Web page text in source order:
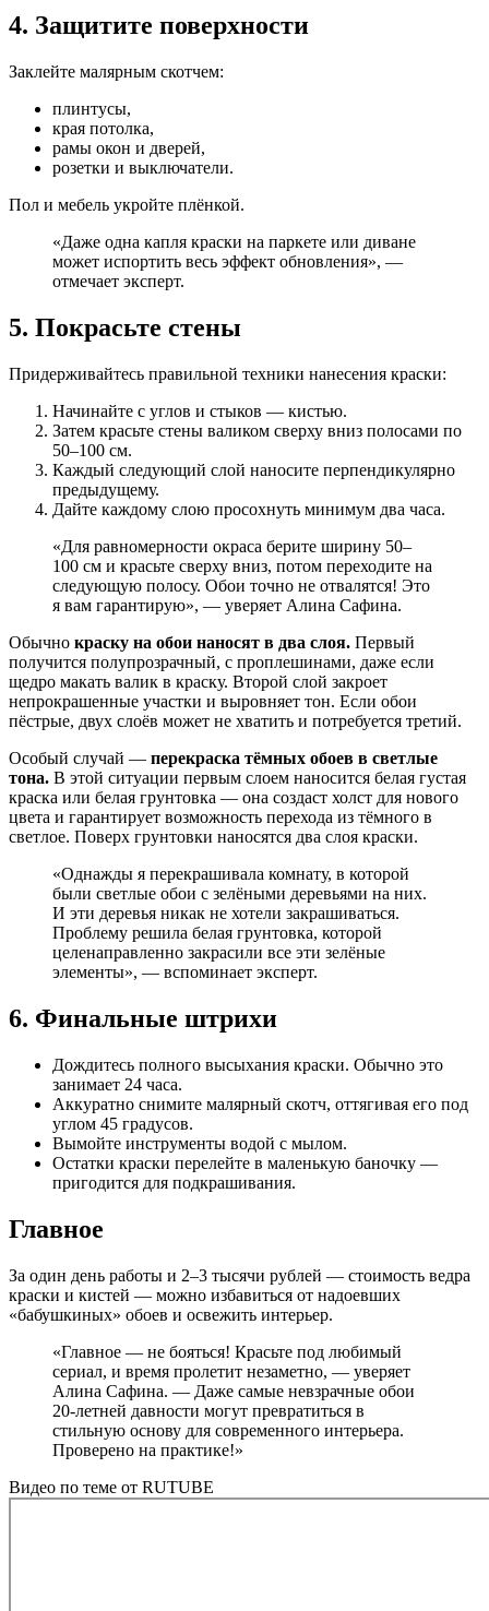
4. Защитите поверхности
Заклейте малярным скотчем:
плинтусы,
края потолка,
рамы окон и дверей,
розетки и выключатели.
Пол и мебель укройте плёнкой.
«Даже одна капля краски на паркете или диване
может испортить весь эффект обновления», —
отмечает эксперт.
5. Покрасьте стены
Придерживайтесь правильной техники нанесения краски:
Начинайте с углов и стыков — кистью.
Затем красьте стены валиком сверху вниз полосами по
50–100 см.
Каждый следующий слой наносите перпендикулярно
предыдущему.
Дайте каждому слою просохнуть минимум два часа.
«Для равномерности окраса берите ширину 50–
100 см и красьте сверху вниз, потом переходите на
следующую полосу. Обои точно не отвалятся! Это
я вам гарантирую», — уверяет Алина Сафина.
Обычно краску на обои наносят в два слоя. Первый
получится полупрозрачный, с проплешинами, даже если
щедро макать валик в краску. Второй слой закроет
непрокрашенные участки и выровняет тон. Если обои
пёстрые, двух слоёв может не хватить и потребуется третий.
Особый случай — перекраска тёмных обоев в светлые
тона. В этой ситуации первым слоем наносится белая густая
краска или белая грунтовка — она создаст холст для нового
цвета и гарантирует возможность перехода из тёмного в
светлое. Поверх грунтовки наносятся два слоя краски.
«Однажды я перекрашивала комнату, в которой
были светлые обои с зелёными деревьями на них.
И эти деревья никак не хотели закрашиваться.
Проблему решила белая грунтовка, которой
целенаправленно закрасили все эти зелёные
элементы», — вспоминает эксперт.
6. Финальные штрихи
Дождитесь полного высыхания краски. Обычно это
занимает 24 часа.
Аккуратно снимите малярный скотч, оттягивая его под
углом 45 градусов.
Вымойте инструменты водой с мылом.
Остатки краски перелейте в маленькую баночку —
пригодится для подкрашивания.
Главное
За один день работы и 2–3 тысячи рублей — стоимость ведра
краски и кистей — можно избавиться от надоевших
«бабушкиных» обоев и освежить интерьер.
«Главное — не бояться! Красьте под любимый
сериал, и время пролетит незаметно, — уверяет
Алина Сафина. — Даже самые невзрачные обои
20-летней давности могут превратиться в
стильную основу для современного интерьера.
Проверено на практике!»
Видео по теме от RUTUBE